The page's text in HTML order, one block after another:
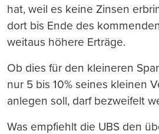
hat, weil es keine Zinsen
dort bis Ende des
weitaus höhere Erträge.
Ob dies für den kleineren
nur 5 bis 10% seines kleinen
anlegen soll, darf bezweifelt
Was empfiehlt die UBS den